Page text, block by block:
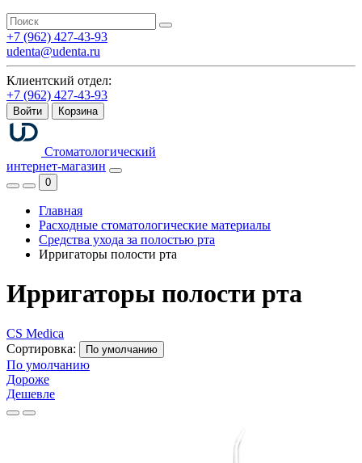
+7 (962) 427-43-93
udenta@udenta.ru
Клиентский отдел:
+7 (962) 427-43-93
Войти Корзина
Стоматологический
интернет-магазин
0
Главная
Расходные стоматологические материалы
Средства ухода за полостью рта
Ирригаторы полости рта
Ирригаторы полости рта
CS Medica
Сортировка:
По умолчанию
По умолчанию
Дороже
Дешевле